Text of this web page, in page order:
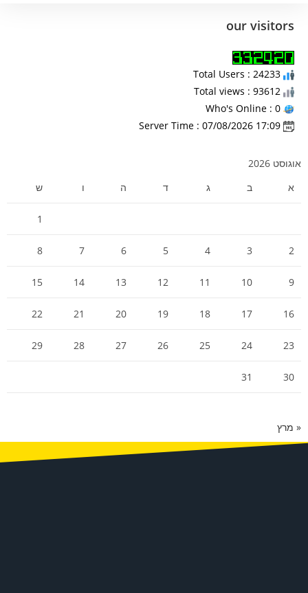
our visitors
אוגוסט 2026
א
ב ג ד ה ו ש
1
2
3
4
5
6
7
8
9
10
11
12
13
14
15
16
17
18
19
20
21
22
23
24
25
26
27
28
29
30
31
« מרץ